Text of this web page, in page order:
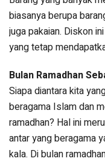
biasanya berupa
juga pakaian. Diskon
yang tetap
Bulan Ramadhan
Siapa diantara kita
beragama Islam dan
ramadhan? Hal ini
antar yang beragama
kala. Di bulan